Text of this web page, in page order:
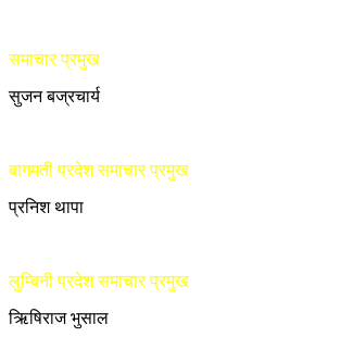
समाचार प्रमुख
सुजन बज्रचार्य
बागमती प्रदेश समाचार प्रमुख
प्रनिश थापा
लुम्बिनी प्रदेश समाचार प्रमुख
ऋिषिराज भुसाल